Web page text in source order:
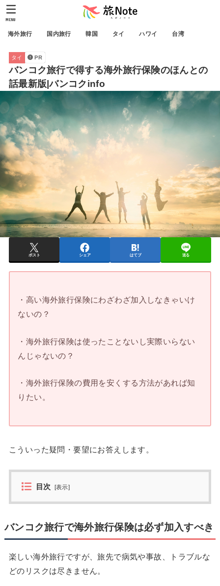
海外旅行 国内旅行 韓国 タイ ハワイ 台湾
MENU
タイ PR
バンコク旅行で得する海外旅行保険のほんとの
話最新版|バンコクinfo
ポスト シェア はてブ 送る
・高い海外旅行保険にわざわざ加入しなきゃいけ
ないの？
・海外旅行保険は使ったことないし実際いらない
んじゃないの？
・海外旅行保険の費用を安くする方法があれば知
りたい。
こういった疑問・要望にお答えします。
目次 [表示]
バンコク旅行で海外旅行保険は必ず加入すべき
楽しい海外旅行ですが、旅先で病気や事故、トラブルな
どのリスクは尽きません。